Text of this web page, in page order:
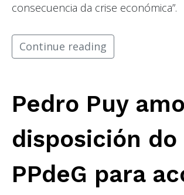
consecuencia da crise económica”.
Continue reading
Pedro Puy
disposición do
PPdeG para